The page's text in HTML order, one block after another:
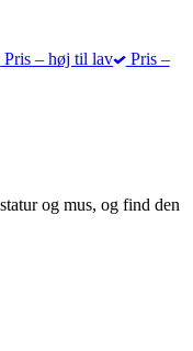
Pris – høj til lav
Pris –
og mus, og find den